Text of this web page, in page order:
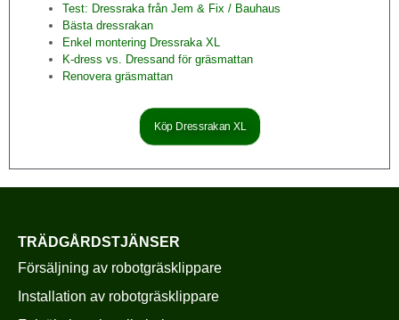
Test: Dressraka från Jem & Fix / Bauhaus
Bästa dressrakan
Enkel montering Dressraka XL
K-dress vs. Dressand för gräsmattan
Renovera gräsmattan
Köp Dressrakan XL
TRÄDGÅRDSTJÄNSER
Försäljning av robotgräsklippare
Installation av robotgräsklippare